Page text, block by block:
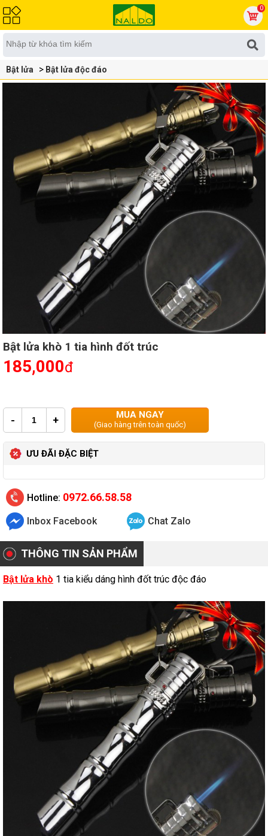
0
Bật lửa Bật lửa độc đáo
Bật lửa khò 1 tia hình đốt trúc
185,000đ
- + MUA NGAY
(Giao hàng trên toàn quốc)
ƯU ĐÃI ĐẶC BIỆT
Hotline: 0972.66.58.58
Inbox Facebook Chat Zalo
THÔNG TIN SẢN PHẨM
Bật lửa khò 1 tia kiểu dáng hình đốt trúc độc đáo